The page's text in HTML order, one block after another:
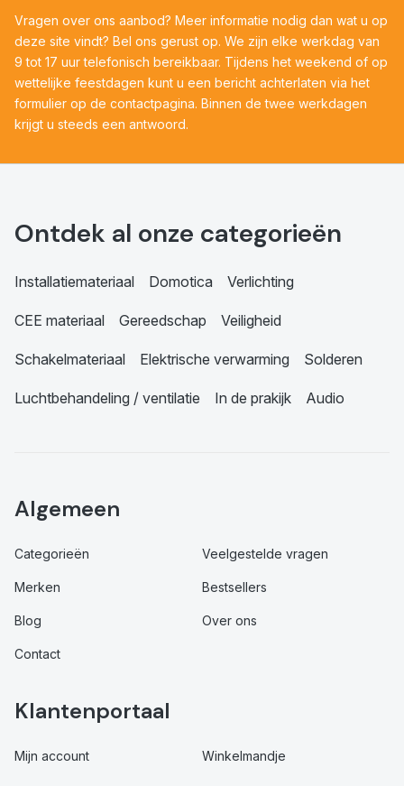
Vragen over ons aanbod? Meer informatie nodig dan wat u op
deze site vindt? Bel ons gerust op. We zijn elke werkdag van
9 tot 17 uur telefonisch bereikbaar. Tijdens het weekend of op
wettelijke feestdagen kunt u een bericht achterlaten via het
formulier op de contactpagina. Binnen de twee werkdagen
krijgt u steeds een antwoord.
Ontdek al onze categorieën
Installatiemateriaal Domotica Verlichting
CEE materiaal Gereedschap Veiligheid
Schakelmateriaal Elektrische verwarming Solderen
Luchtbehandeling / ventilatie In de prakijk Audio
Algemeen
Categorieën Veelgestelde vragen
Merken Bestsellers
Blog Over ons
Contact
Klantenportaal
Mijn account Winkelmandje